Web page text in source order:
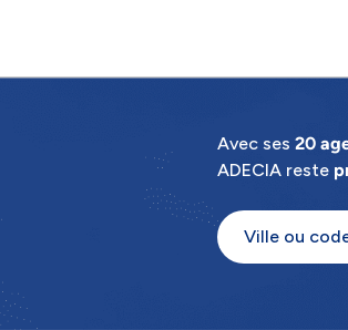
Avec ses 20
ADECIA reste